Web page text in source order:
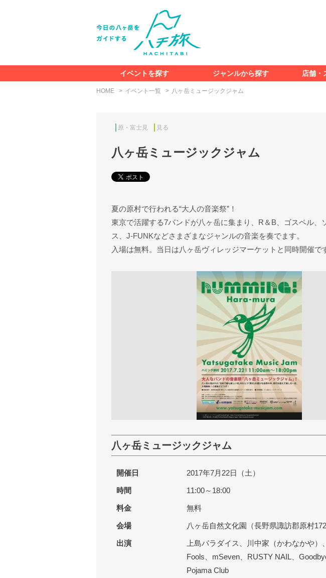
イベントを探す
ジャンルから探す
食べる
見る
知る
遊ぶ
特集＆レポート
店舗・
HOME イベント一覧 八ヶ岳ミュージックジャム
原・富士見 見る
八ヶ岳ミュージックジャム
夏の原村で行われる“大人の音楽祭”！
東京で活躍する7バンドが八ヶ岳に集まり、R＆B、ゴスペル、
ス、J-FUNKなどさまざまなジャンルの音楽を奏でます。
入場は無料。当日は八ヶ岳ヴィレッジマーケットと同時開催で
八ヶ岳ミュージックジャム
開催日 2017年7月22日（土）
時間 11:00～18:00
料金 無料
会場 八ヶ岳自然文化園（長野県諏訪郡原村
出演
上島パラダイス、川中家（かわなかや）
Fools、mSeven、RUSTY NAIL、
Pojama Club